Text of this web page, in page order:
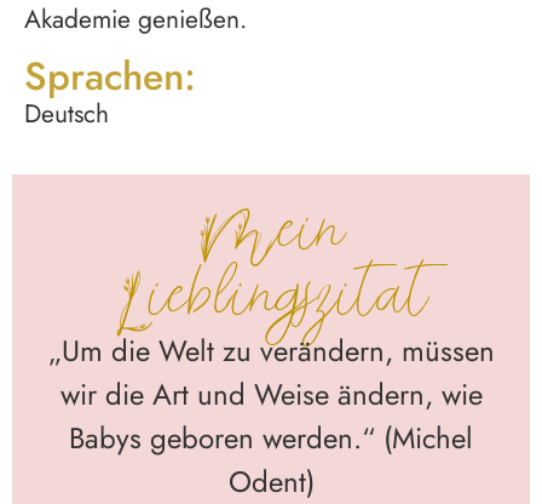
Akademie genießen.
Sprachen:
Deutsch
Mein
Lieblingszitat
„Um die Welt zu verändern, müssen
wir die Art und Weise ändern, wie
Babys geboren werden.“ (Michel
Odent)